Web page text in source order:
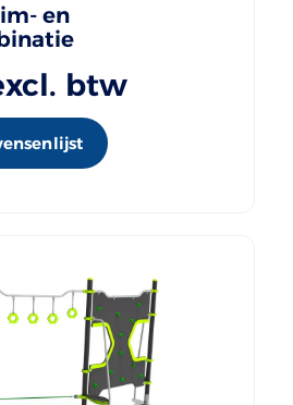
en
btw